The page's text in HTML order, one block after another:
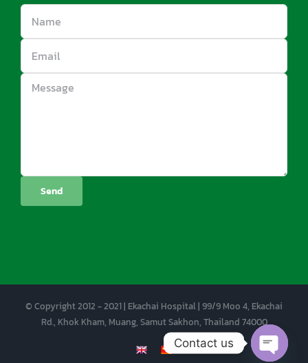
© Copyright 2012 - 2021 | Ekachai Hospital | 99/9 Moo 4, Ekachai
Rd., Khok Kham, Muang, Samut Sakhon, Thailand 74000
EN CNContact us